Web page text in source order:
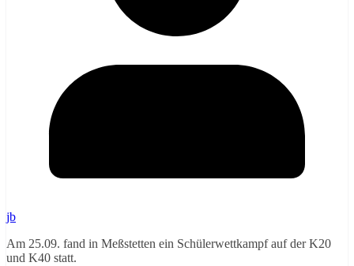
jb
Am 25.09. fand in Meßstetten ein Schülerwettkampf auf der K20
und K40 statt.